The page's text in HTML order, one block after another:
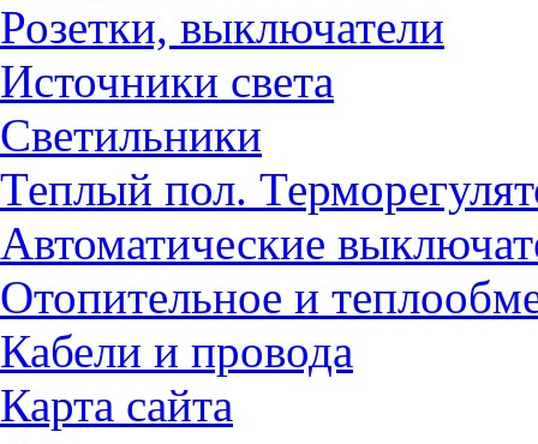
Розетки, выключатели
Источники света
Светильники
Теплый пол.
Автоматические
Отопительное и
Кабели и провода
Карта сайта